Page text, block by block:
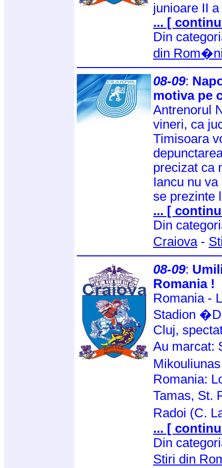
junioare II
... [
Din
din
08-09:
motiva pe
Antrenorul
vineri, ca
Timisoara
precizat ca
Iancu nu
se prezinte
... [
Din
Craiova-
08-09:
Romania !
Romania -
Stadion
Cluj,
Au marcat:
Romania:
Tamas, St.
Radoi (C.
... [
Din
Stiri din